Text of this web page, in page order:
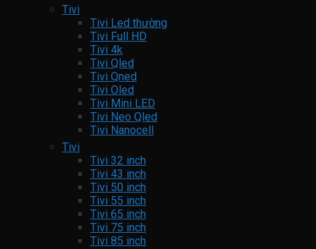
Tivi
Tivi Led thường
Tivi Full HD
Tivi 4k
Tivi Qled
Tivi Qned
Tivi Oled
Tivi Mini LED
Tivi Neo Qled
Tivi Nanocell
Tivi
Tivi 32 inch
Tivi 43 inch
Tivi 50 inch
Tivi 55 inch
Tivi 65 inch
Tivi 75 inch
Tivi 85 inch